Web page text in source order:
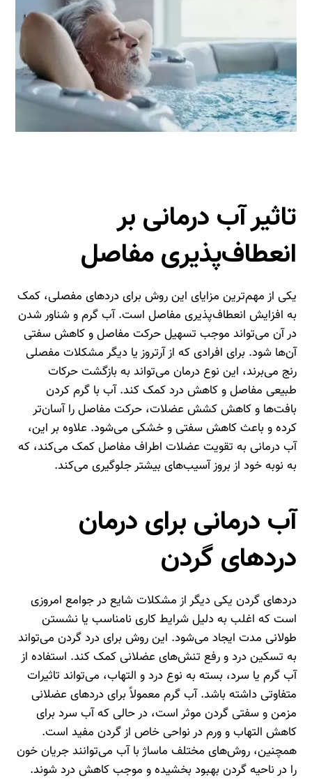
تاثیر آب درمانی بر
انعطاف‌پذیری مفاصل
یکی از مهم‌ترین مزایای این روش برای دردهای مفصلی، کمک
به افزایش انعطاف‌پذیری مفاصل است. آب گرم و شناور شدن
در آن می‌تواند موجب تسهیل حرکت مفاصل و کاهش سفتی
آن‌ها شود. برای افرادی که از آرتروز یا دیگر مشکلات مفصلی
رنج می‌برند، این نوع درمان می‌تواند به بازگشت حرکات
طبیعی مفاصل و کاهش درد کمک کند. آب با گرم کردن
بافت‌ها و کاهش کشش عضلات، حرکت مفاصل را آسان‌تر
کرده و باعث کاهش سفتی و خشکی می‌شود. علاوه بر این،
آب درمانی به تقویت عضلات اطراف مفاصل کمک می‌کند، که
به نوبه خود از بروز آسیب‌های بیشتر جلوگیری می‌کند.
آب درمانی برای درمان
دردهای گردن
دردهای گردن یکی دیگر از مشکلات شایع در جوامع امروزی
است که اغلب به دلیل شرایط کاری نامناسب یا نشستن
طولانی مدت ایجاد می‌شود. این روش برای درد گردن می‌تواند
به تسکین درد و رفع تنش‌های عضلانی کمک کند. استفاده از
آب گرم یا سرد، بسته به نوع درد و التهاب، می‌تواند تاثیرات
متفاوتی داشته باشد. آب گرم معمولاً برای دردهای عضلانی
مزمن و سفتی گردن موثر است، در حالی که آب سرد برای
کاهش التهاب و ورم در نواحی خاص از گردن مفید است.
همچنین، روش‌های مختلف ماساژ با آب می‌توانند جریان خون
را در ناحیه گردن بهبود بخشیده و موجب کاهش درد شوند.